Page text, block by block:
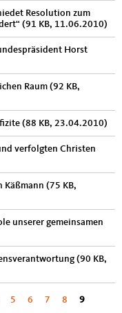
Resolution zum
(91 KB, 11.06.2010)
Horst
Raum (92 KB,
(88 KB, 23.04.2010)
verfolgten Christen
Käßmann (75 KB,
unserer gemeinsamen
(90 KB,
5 6 7 8 9